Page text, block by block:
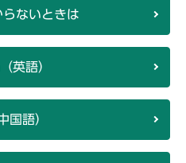
ないときは
英語）
国語）